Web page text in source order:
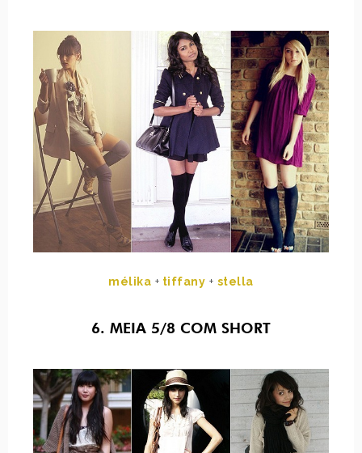
mélika + tiffany + stella
6. MEIA 5/8 COM SHORT